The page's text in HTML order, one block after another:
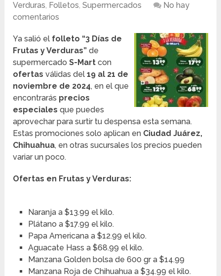
Verduras, Folletos,Supermercados
No hay
comentarios
Ya salió el folleto “3 Días de
Frutas y Verduras” de
supermercadoS-Martcon
ofertasválidas del19 al 21 de
noviembre de 2024, en el que
encontrarás precios
especialesque puedes
aprovechar para surtir tu despensa esta semana.
Estas promociones solo aplican en Ciudad Juárez,
Chihuahua, en otras sucursales los precios pueden
variar un poco.
Ofertas en Frutas y Verduras:
Naranja a $13.99 el kilo.
Plátano a $17.99 el kilo.
Papa Americana a $12.99 el kilo.
Aguacate Hass a $68.99 el kilo.
Manzana Golden bolsa de 600 gr a $14.99
Manzana Roja de Chihuahua a $34.99 el kilo.